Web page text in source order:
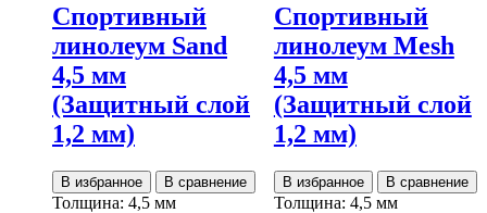
Спортивный
линолеум Sand
4,5 мм
(Защитный слой
1,2 мм)
В избранное В сравнение
Толщина: 4,5 мм
Спортивный
линолеум Mesh
4,5 мм
(Защитный слой
1,2 мм)
В избранное В сравнение
Толщина: 4,5 мм